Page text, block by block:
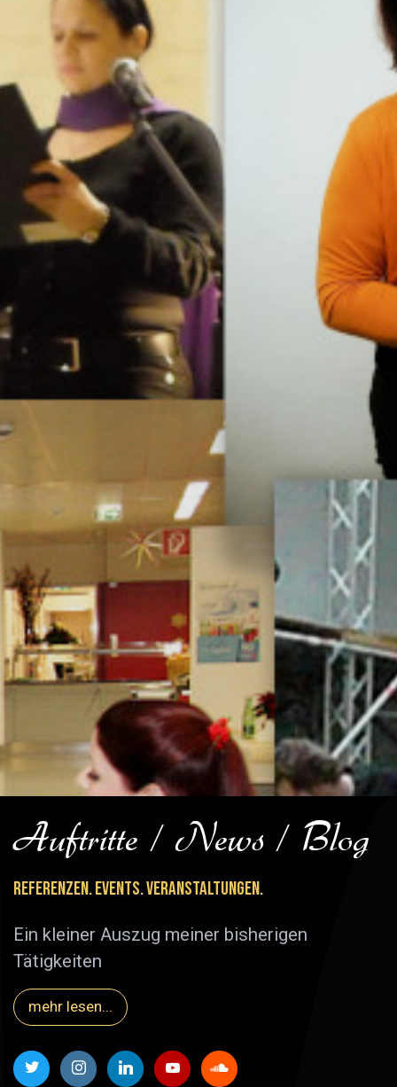
Auftritte / News / Blog
Referenzen. Events. Veranstaltungen.
Ein kleiner Auszug meiner bisherigen
Tätigkeiten
mehr lesen...